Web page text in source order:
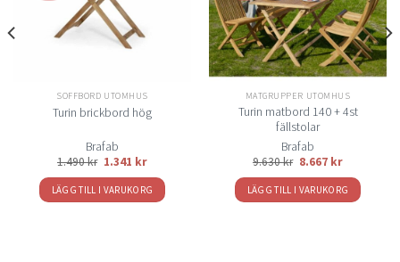
SOFFBORD UTOMHUS
Turin brickbord hög
Brafab
1.490kr 1.341 kr
LÄGG TILL I VARUKORG
MATGRUPPER UTOMHUS
Turin matbord 140 + 4st
fällstolar
Brafab
9.630kr 8.667 kr
LÄGG TILL I VARUKORG